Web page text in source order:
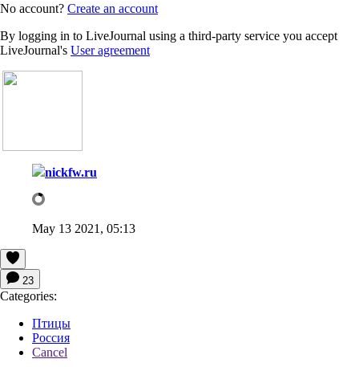
No account? Create an account
By logging in to LiveJournal using a third-party service you accept
LiveJournal's User agreement
nickfw.ru
May 13 2021, 05:13
23
Categories:
Птицы
Россия
Cancel